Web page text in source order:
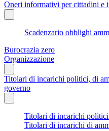
Oneri informativi per cittadini e
Scadenzario obblighi
Burocrazia zero
Organizzazione
Titolari di incarichi politici, di
governo
Titolari di incarichi
Titolari di incarichi di